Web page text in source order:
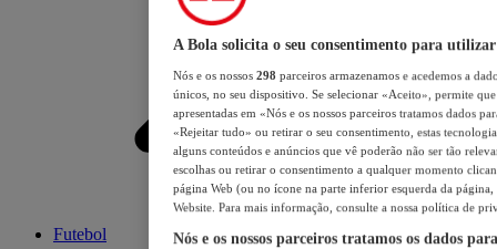
Futebol
A Bola solicita o seu consentimento para utilizar
Nós e os nossos 298 parceiros armazenamos e acedemos a
únicos, no seu dispositivo. Se selecionar «Aceito», permite
apresentadas em «Nós e os nossos parceiros tratamos dados
«Rejeitar tudo» ou retirar o seu consentimento, estas
alguns conteúdos e anúncios que vê poderão não ser tão
escolhas ou retirar o consentimento a qualquer momento
página Web (ou no ícone na parte inferior esquerda da página,
Website. Para mais informação, consulte a nossa política de
Nós e os nossos parceiros tratamos os dados